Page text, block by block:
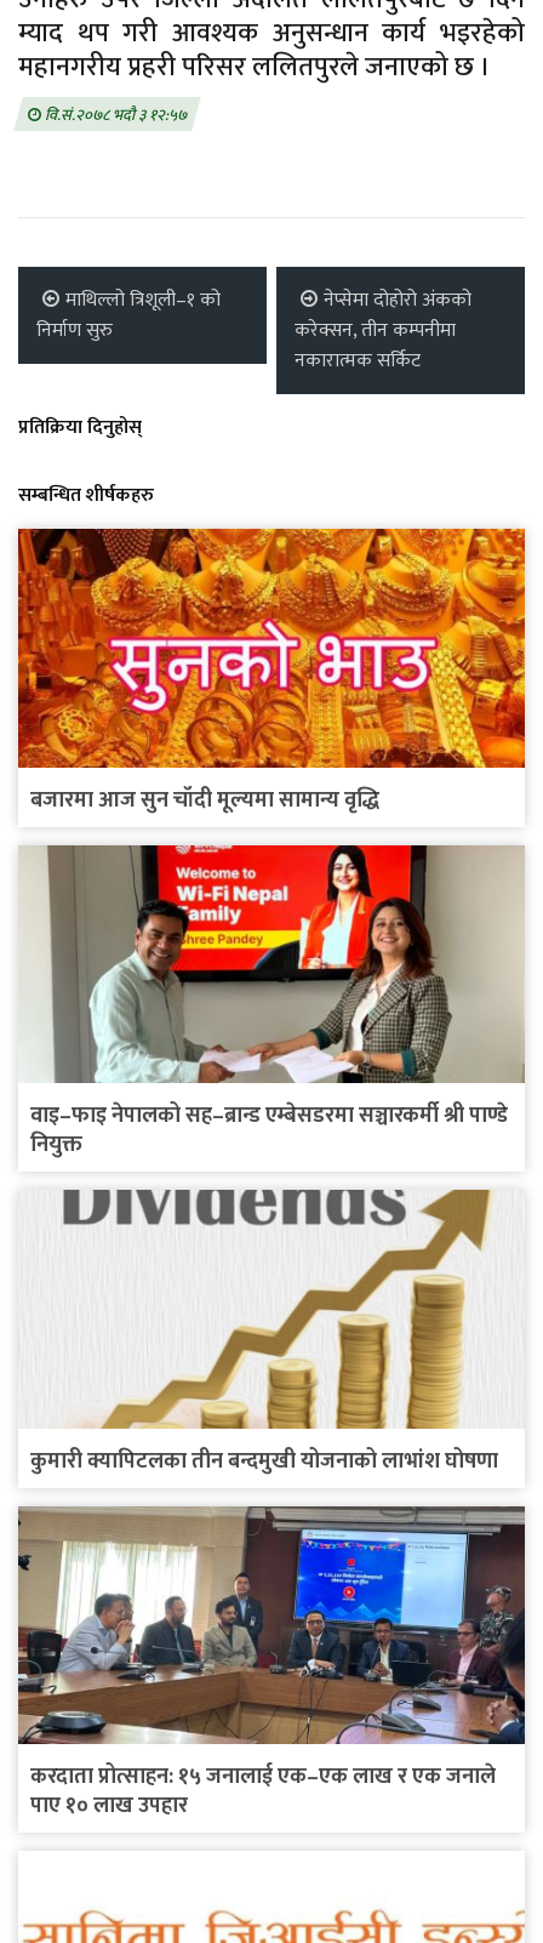
म्याद थप गरी आवश्यक अनुसन्धान कार्य भइरहेको
महानगरीय प्रहरी परिसर ललितपुरले जनाएको छ ।
वि.सं.२०७८ भदौ ३ १२:५७
माथिल्लो त्रिशूली–१ को
निर्माण सुरु
नेप्सेमा दोहोरो अंकको
करेक्सन, तीन कम्पनीमा
नकारात्मक सर्किट
प्रतिक्रिया दिनुहोस्
सम्बन्धित शीर्षकहरु
बजारमा आज सुन चाँदी मूल्यमा सामान्य वृद्धि
वाइ–फाइ नेपालको सह–ब्रान्ड एम्बेसडरमा सञ्चारकर्मी श्री पाण्डे
नियुक्त
कुमारी क्यापिटलका तीन बन्दमुखी योजनाको लाभांश घोषणा
करदाता प्रोत्साहन: १५ जनालाई एक–एक लाख र एक जनाले
पाए १० लाख उपहार